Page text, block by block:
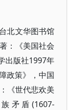
北文华图书馆
：《美国社会
出版社1997年
政策》，中国
《世代悲欢美
矛盾(1607-